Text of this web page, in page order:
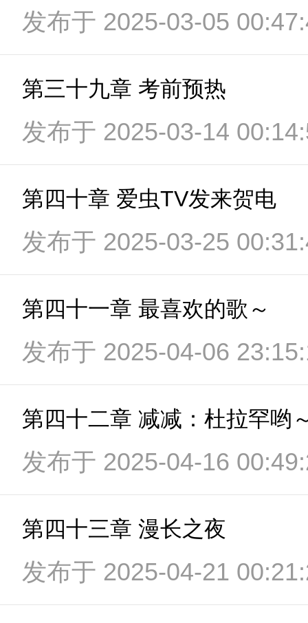
发布于 2025-03-05
第三十九章 考前预热
发布于 2025-03-14
第四十章 爱虫TV发来贺电
发布于 2025-03-25
第四十一章 最喜欢的歌～
发布于 2025-04-06
第四十二章 减减：杜拉罕哟
发布于 2025-04-16
第四十三章 漫长之夜
发布于 2025-04-21